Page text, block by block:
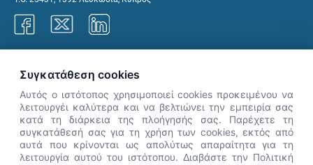
👋 Καλώς ήρθες! Είμαι η Νόησις.
Πες μου πώς μπορώ να σε βοηθήσω
Συγκατάθεση cookies
Αυτός ο ιστότοπος χρησιμοποιεί cookies προκειμένου να
λειτουργέι καλύτερα και να βελτιώνει την εμπειρία σας
κατά τη διάρκεια της πλοήγησής σας. Παρέχετε τη
συγκατάθεσή σας για τη χρήση των cookies, εκτός από
αυτά που κρίνονται ως απολύτως απαραίτητα για τη
λειτουργία αυτού του ιστότοπου. Διαβάστε την Πολιτική